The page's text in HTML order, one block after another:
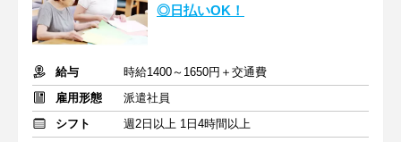
◎日払いOK！
給与
時給1400～1650円＋交通費
雇用形態
派遣社員
シフト
週2日以上 1日4時間以上